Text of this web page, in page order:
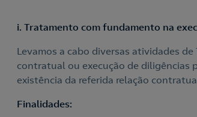
i. Tratamento com fundamento na
Levamos a cabo diversas atividades
contratual ou execução de diligências
existência da referida relação
Finalidades: